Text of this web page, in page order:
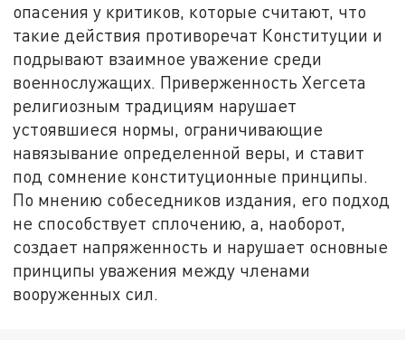
опасения у критиков, которые считают, что
такие действия противоречат Конституции и
подрывают взаимное уважение среди
военнослужащих. Приверженность Хегсета
религиозным традициям нарушает
устоявшиеся нормы, ограничивающие
навязывание определенной веры, и ставит
под сомнение конституционные принципы.
По мнению собеседников издания, его подход
не способствует сплочению, а, наоборот,
создает напряженность и нарушает основные
принципы уважения между членами
вооруженных сил.